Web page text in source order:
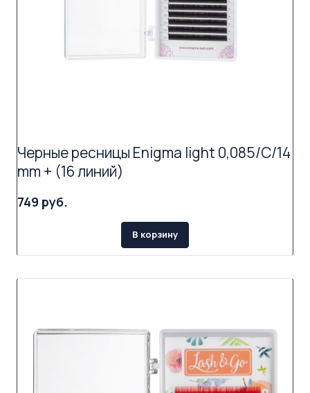
Черные ресницы Enigma light 0,085/C/14
mm + (16 линий)
749 руб.
В корзину